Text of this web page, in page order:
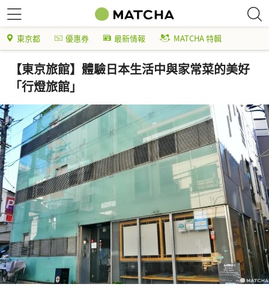
東京都 優惠券 最新情報 MATCHA 特輯
【東京旅館】體驗日本生活中與家常菜的美好
「行燈旅館」